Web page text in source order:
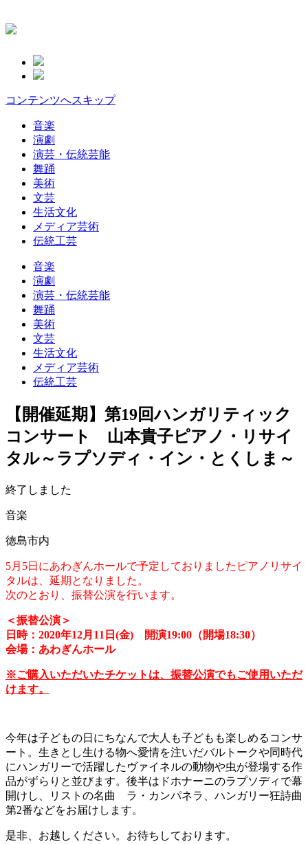
コンテンツへスキップ
音楽
演劇
演芸・伝統芸能
舞踊
美術
文芸
生活文化
メディア芸術
伝統工芸
音楽
演劇
演芸・伝統芸能
舞踊
美術
文芸
生活文化
メディア芸術
伝統工芸
【開催延期】第19回ハンガリティック
コンサート 山本貴子ピアノ・リサイ
タル～ラプソディ・イン・とくしま～
終了しました
音楽
徳島市内
5月5日にあわぎんホールで予定しておりましたピアノリサイ
タルは、延期となりました。
次のとおり、振替公演を行います。
＜振替公演＞
日時：2020年12月11日(金) 開演19:00（開場18:30）
会場：あわぎんホール
※ご購入いただいたチケットは、振替公演でもご使用いただ
けます。
今年は子どもの日にちなんで大人も子どもも楽しめるコンサ
ート。生きとし生ける物へ愛情を注いだバルトークや同時代
にハンガリーで活躍したヴァイネルの動物や虫が登場する作
品がずらりと並びます。後半はドホナーニのラプソディで幕
開けし、リストの名曲 ラ・カンパネラ、ハンガリー狂詩曲
第2番などをお届けします。
是非、お越しください。お待ちしております。